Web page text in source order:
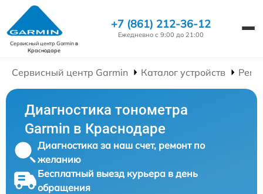
Сервисный центр Garminв
Краснодаре
+7 (861) 212-36-12
Ежедневно с 9:00 до 21:00
Сервисный центр Garmin Каталог устройств
Диагностика тонометра
Garmin в Краснодаре
Диагностика за наш счет, ремонт по
желанию
Бесплатный выезд курьера в день
обращения